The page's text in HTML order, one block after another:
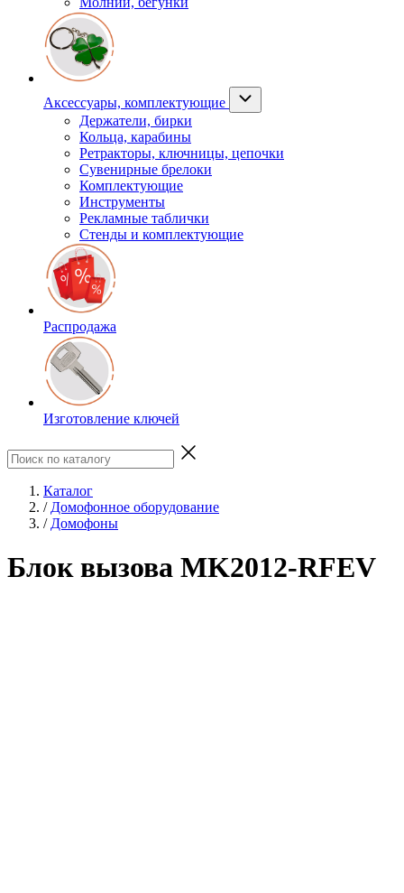
Аксессуары, комплектующие
Держатели, бирки
Кольца, карабины
Ретракторы, ключницы, цепочки
Сувенирные брелоки
Комплектующие
Инструменты
Рекламные таблички
Стенды и комплектующие
Распродажа
Изготовление ключей
Каталог
/ Домофонное оборудование
/ Домофоны
Блок вызова MK2012-RFEV